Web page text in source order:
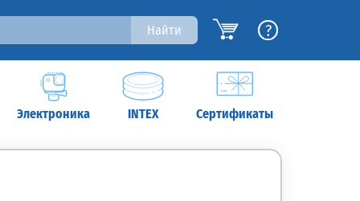
Найти ?
Электроника INTEX Сертификаты